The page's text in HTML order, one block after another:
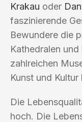
Krakau oder
faszinierende
Bewundere die
Kathedralen
zahlreichen
Kunst und
Die
hoch. Die